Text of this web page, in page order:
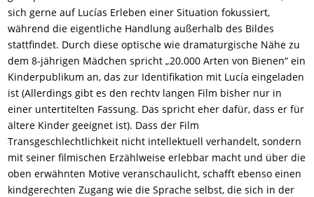
sich gerne auf Lucías Erleben einer Situation fokussiert,
während die eigentliche Handlung außerhalb des Bildes
stattfindet. Durch diese optische wie dramaturgische Nähe zu
dem 8-jährigen Mädchen spricht „20.000 Arten von Bienen“ ein
Kinderpublikum an, das zur Identifikation mit Lucía eingeladen
ist (Allerdings gibt es den rechtv langen Film bisher nur in
einer untertitelten Fassung. Das spricht eher dafür, dass er für
ältere Kinder geeignet ist). Dass der Film
Transgeschlechtlichkeit nicht intellektuell verhandelt, sondern
mit seiner filmischen Erzählweise erlebbar macht und über die
oben erwähnten Motive veranschaulicht, schafft ebenso einen
kindgerechten Zugang wie die Sprache selbst, die sich in der